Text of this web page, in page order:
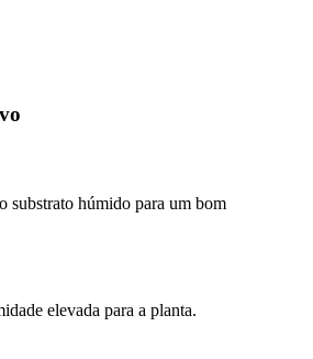
substrato húmido para um bom
elevada para a planta.